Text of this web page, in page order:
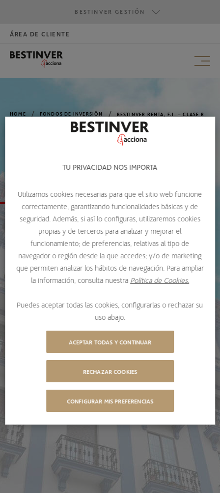
BESTINVER GESTIÓN
ÁREA DE CLIENTE
HOME FONDOS DE INVERSIÓN BESTINVER RENTA, F.I. – CLASE R
TU PRIVACIDAD NOS IMPORTA
Utilizamos cookies necesarias para que el sitio web funcione
correctamente, garantizando funcionalidades básicas y de
seguridad. Además, si así lo configuras, utilizaremos cookies
propias y de terceros para analizar y mejorar el
funcionamiento; de preferencias, relativas al tipo de
navegador o región desde la que accedes; y/o de marketing
que permiten analizar los hábitos de navegación. Para ampliar
la información, consulta nuestra Política de Cookies.
Puedes aceptar todas las cookies, configurarlas o rechazar su
uso abajo.
CONFIGURAR MIS PREFERENCIAS
RECHAZAR COOKIES
ACEPTAR TODAS Y CONTINUAR